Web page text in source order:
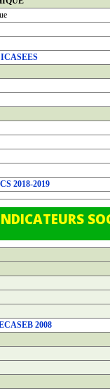
ICASEES
2018-2019
2008